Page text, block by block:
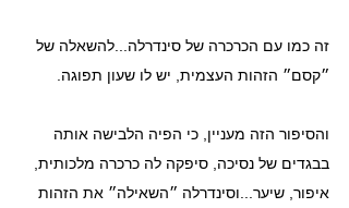
זה כמו עם הכרכרה של סינדרלה...להשאלה של
״קסם״ הזהות העצמית, יש לו שעון תפוגה.
והסיפור הזה מעניין, כי הפיה הלבישה אותה
בבגדים של נסיכה, סיפקה לה כרכרה מלכותית,
איפור, שיער...וסינדרלה ״השאילה״ את הזהות